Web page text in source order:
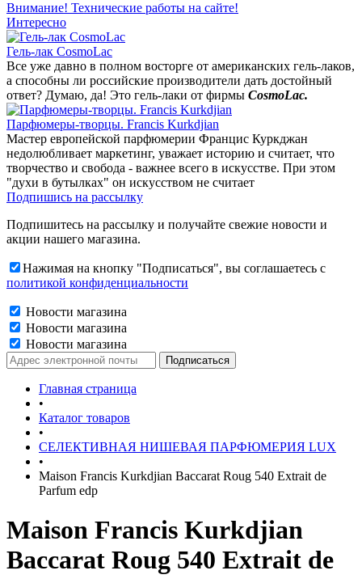
Внимание! Технические работы на сайте!
Интересно
Гель-лак CosmoLac
Все уже давно в полном восторге от американских гель-лаков,
а способны ли российские производители дать достойный
ответ? Думаю, да! Это гель-лаки от фирмы CosmoLac.
Парфюмеры-творцы. Francis Kurkdjian
Мастер европейской парфюмерии Францис Куркджан
недолюбливает маркетинг, уважает историю и считает, что
творчество и свобода - важнее всего в искусстве. При этом
"духи в бутылках" он искусством не считает
Подпишись на рассылку
Подпишитесь на рассылку и получайте свежие новости и
акции нашего магазина.
Нажимая на кнопку "Подписаться", вы соглашаетесь с
политикой конфиденциальности
Новости магазина
Новости магазина
Новости магазина
Главная страница
•
Каталог товаров
•
СЕЛЕКТИВНАЯ НИШЕВАЯ ПАРФЮМЕРИЯ LUX
•
Maison Francis Kurkdjian Baccarat Roug 540 Extrait de
Parfum edp
Maison Francis Kurkdjian
Baccarat Roug 540 Extrait de